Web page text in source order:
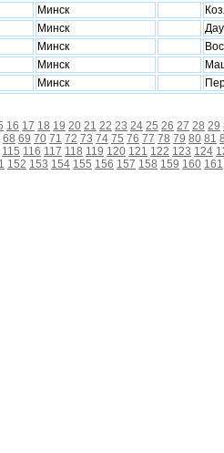
Минск
Минск
Минск
Минск
Минск
16 17 18 19 20 21 22 23 24 25 26 27 28 29
68 69 70 71 72 73 74 75 76 77 78 79 80 81
115 116 117 118 119 120 121 122 123 124
152 153 154 155 156 157 158 159 160 161